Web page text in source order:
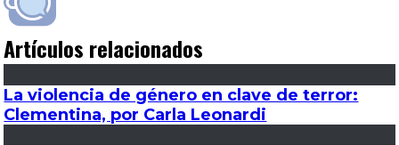
Artículos relacionados
La violencia de género en clave de terror:
Clementina, por Carla Leonardi